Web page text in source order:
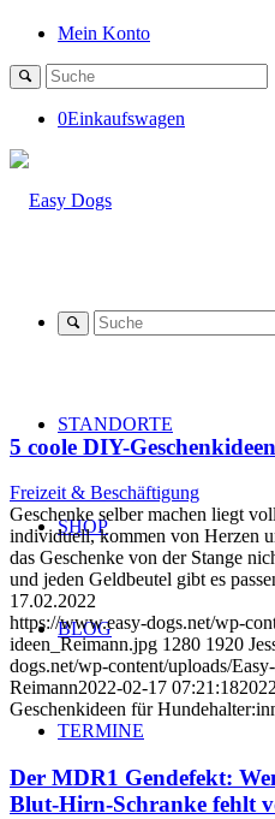
Mein Konto
0Einkaufswagen
STANDORTE
SHOP
BLOG
TERMINE
5 coole DIY-
Freizeit & Beschäftigung
Geschenke selber machen liegt
individuell, kommen von Herzen
das Geschenke von der Stange
und jeden Geldbeutel gibt es
17.02.2022
https://www.easy-dogs.net/wp-
ideen_Reimann.jpg 1280 1920
dogs.net/wp-content/uploads/
Reimann2022-02-17 07:21:18
Geschenkideen für
Der MDR1 Gendefekt:
Blut-Hirn-Schranke fehlt